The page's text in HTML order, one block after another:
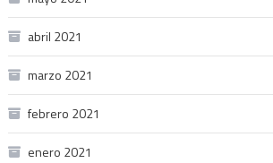
abril 2021
marzo 2021
febrero 2021
enero 2021